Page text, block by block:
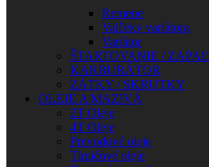
Remene
Valčeky variátora
Variátor
ŠTARTOVANIE /
KARBURÁTOR
ZÁTKY / SKRUTKY
OLEJE A MAZIVÁ
2T Oleje
4T Oleje
Prevodové oleje
Tlmičové oleje